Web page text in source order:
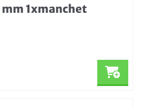
mm 1xmanchet